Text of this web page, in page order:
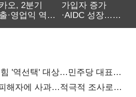
오, 2분기
·영업익 역대
가입자 증가
·AIDC 성장…
'역선택' 대상…민주당 대표로
해자에 사과…적극적 조사로